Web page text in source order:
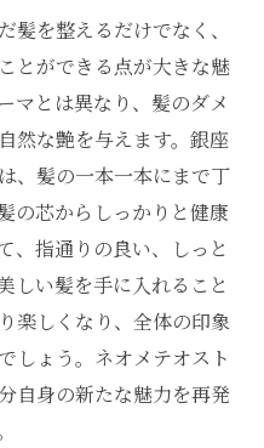
髪を整えるだけでなく、
とができる点が大きな魅
マとは異なり、髪のダメ
然な艶を与えます。銀座
、髪の一本一本にまで丁
の芯からしっかりと健康
、指通りの良い、しっと
しい髪を手に入れること
楽しくなり、全体の印象
しょう。ネオメテオスト
自身の新たな魅力を再発